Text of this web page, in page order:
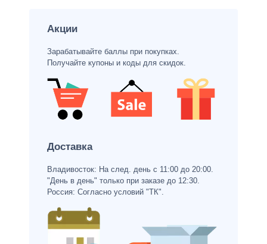
Акции
Зарабатывайте баллы при покупках.
Получайте купоны и коды для скидок.
Доставка
Владивосток: На след. день с 11:00 до 20:00.
"День в день" только при заказе до 12:30.
Россия: Согласно условий "ТК".